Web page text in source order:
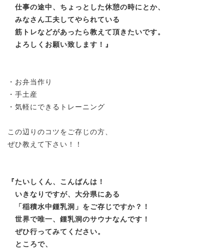
仕事の途中、ちょっとした休憩の時にとか、
みなさん工夫してやられている
筋トレなどがあったら教えて頂きたいです。
よろしくお願い致します！ 』
・お弁当作り
・手土産
・気軽にできるトレーニング
この辺りのコツをご存じの方、
ぜひ教えて下さい！！
『たいしくん、こんばんは！
いきなりですが、大分県にある
「稲積水中鍾乳洞」をご存じですか？！
世界で唯一、鍾乳洞のサウナなんです！
ぜひ行ってみてください。
ところで、